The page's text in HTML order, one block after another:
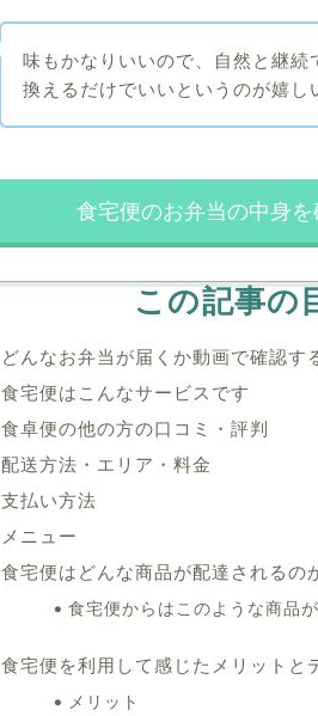
味もかなりいいので、自然と継続
換えるだけでいいというのが嬉し
食宅便のお弁当の中身
この記事の
どんなお弁当が届くか動画で確認す
食宅便はこんなサービスです
食卓便の他の方の口コミ・評判
配送方法・エリア・料金
支払い方法
メニュー
食宅便はどんな商品が配達されるの
食宅便からはこのような商品が
食宅便を利用して感じたメリットと
メリット